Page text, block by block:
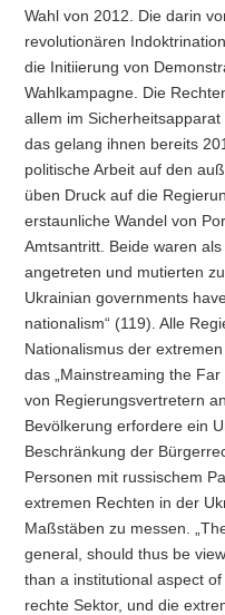
Wahl von 2012. Die darin
revolutionären
die Initiierung von
Wahlkampagne. Die
allem im
das gelang ihnen bereits
politische Arbeit auf den
üben Druck auf die
erstaunliche Wandel von
Amtsantritt. Beide waren
angetreten und mutierten
Ukrainian governments
nationalism“ (119). Alle
Nationalismus der
das „Mainstreaming the
von Regierungsvertretern
Bevölkerung erfordere ein
Beschränkung der
Personen mit russischem
extremen Rechten in der
Maßstäben zu messen.
general, should thus be
than a institutional aspect
rechte Sektor, und die